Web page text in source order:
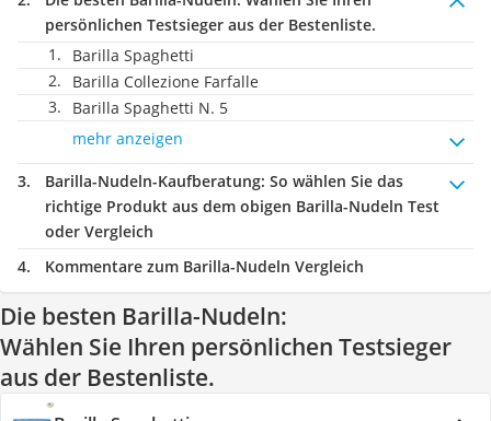
persönlichen Testsieger aus der Bestenliste.
Barilla Spaghetti
Barilla Collezione Farfalle
Barilla Spaghetti N. 5
mehr anzeigen
Barilla-Nudeln-Kaufberatung: So wählen Sie das
richtige Produkt aus dem obigen Barilla-Nudeln Test
oder Vergleich
Kommentare zum Barilla-Nudeln Vergleich
Die besten Barilla-Nudeln:
Wählen Sie Ihren persönlichen Testsieger
aus der Bestenliste.